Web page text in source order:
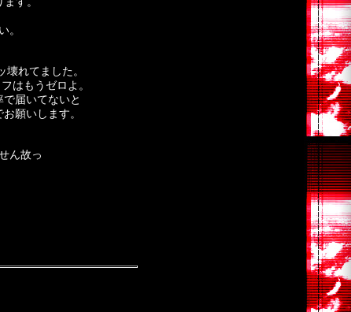
。
れてました。
はもうゼロよ。
届いてないと
願いします。
ん故っ